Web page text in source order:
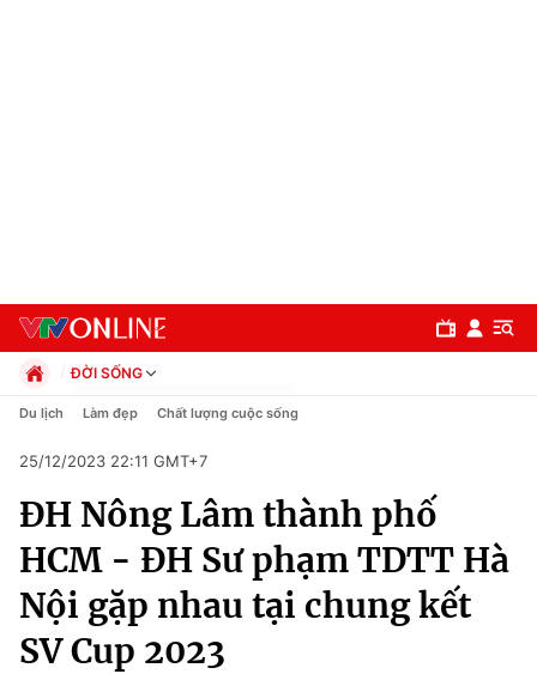
Chuyên mục
Chính trị
Xã hội
ĐỜI SỐNG
Chính trị
Pháp luật
Kinh tế
Thể thao
Truyền hình
Văn hóa - Giải trí
Y tế
Đời sống
Du lịch Làm đẹp Chất lượng cuộc sống
25/12/2023 22:11 GMT+7
ĐH Nông Lâm thành phố
HCM - ĐH Sư phạm TDTT Hà
Nội gặp nhau tại chung kết
SV Cup 2023